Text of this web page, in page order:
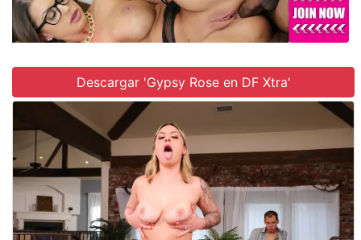
Descargar 'Gypsy Rose en DF Xtra'